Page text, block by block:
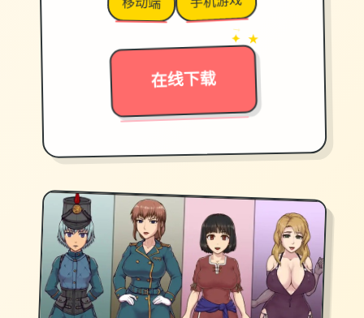
在线下载
→
✦ ★